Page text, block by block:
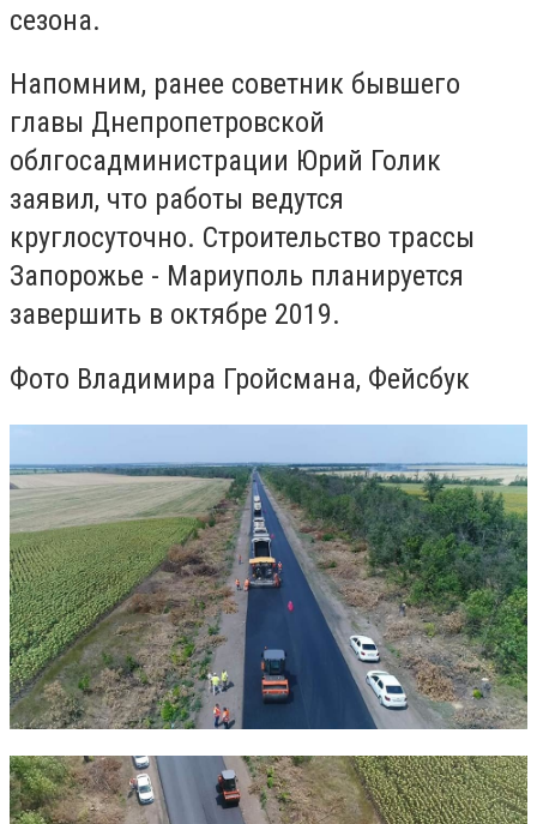
сезона.
Напомним, ранее советник бывшего
главы Днепропетровской
облгосадминистрации Юрий Голик
заявил, что работы ведутся
круглосуточно. Строительство трассы
Запорожье - Мариуполь планируется
завершить в октябре 2019.
Фото Владимира Гройсмана, Фейсбук